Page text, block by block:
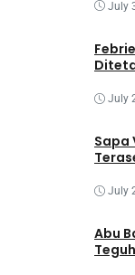
July
July
Sapa
July
Abu